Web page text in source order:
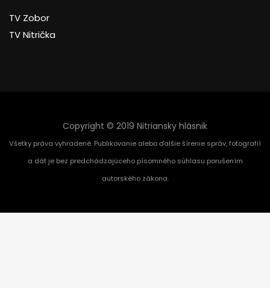
TV Zobor
TV Nitrička
Copyright © 2019 Nitriansky hlásnik
Všetky práva vyhradené. Publikovanie alebo ďalšie šírenie správ, fotografií
a dát je bez predchádzajúceho písomného súhlasu porušením
autorského zákona.